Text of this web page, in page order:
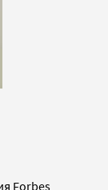
Forbes